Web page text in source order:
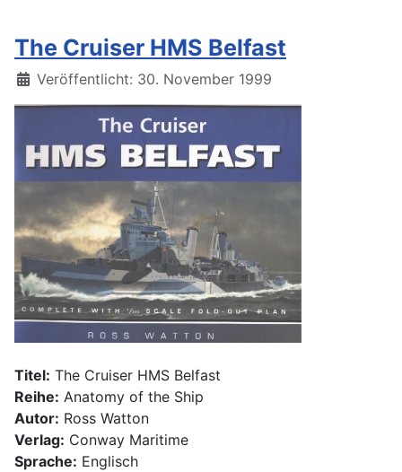
The Cruiser HMS Belfast
Details
Veröffentlicht: 30. November 1999
Titel: The Cruiser HMS Belfast
Reihe: Anatomy of the Ship
Autor: Ross Watton
Verlag: Conway Maritime
Sprache: Englisch